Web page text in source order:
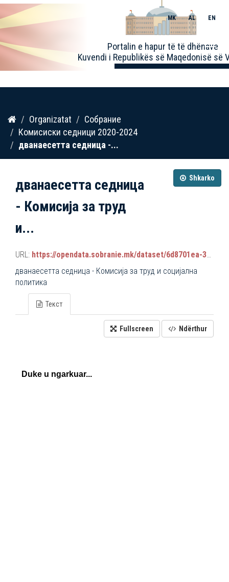
Kalo
përmbajtja
Portalin e hapur të të dhënave
Kuvendi i Republikës së Maqedonisë së
MK AL EN
Toggle
Organizatat
Собрание
Комисиски седници 2020-2024
дванаесетта седница -...
Shkarko
дванаесетта седница
- Комисија за труд
и...
URL: https://opendata.sobranie.mk/dataset/6d8701ea-3a42-465d-8f88-639bc6dc1a8e/resource/e7aff4a1-8577-4707-b2fd-57a33f83e078/download/komisiski_sednici.json
дванаесетта седница - Комисија за труд и социјална
политика
Текст
Fullscreen Ndërthur